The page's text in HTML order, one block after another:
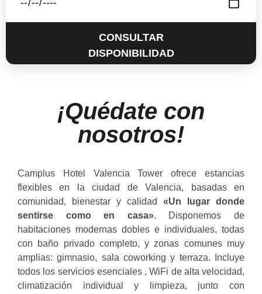
CONSULTAR
DISPONIBILIDAD
¡Quédate con
nosotros!
Camplus Hotel Valencia Tower ofrece estancias
flexibles en la ciudad de Valencia, basadas en
comunidad, bienestar y calidad «Un lugar donde
sentirse como en casa». Disponemos de
habitaciones modernas dobles e individuales, todas
con baño privado completo, y zonas comunes muy
amplias: gimnasio, sala coworking y terraza. Incluye
todos los servicios esenciales , WiFi de alta velocidad,
climatización individual y limpieza, junto con